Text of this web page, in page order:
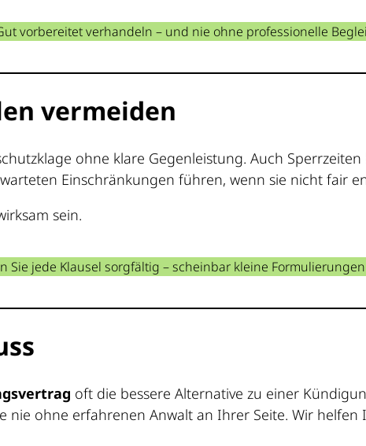
vorbereitet verhandeln – und nie ohne professionelle
vermeiden
ohne klare Gegenleistung. Auch
Einschränkungen führen, wenn sie nicht fair
sein.
Sie jede Klausel sorgfältig – scheinbar kleine
oft die bessere Alternative zu einer
nie ohne erfahrenen Anwalt an Ihrer Seite. Wir